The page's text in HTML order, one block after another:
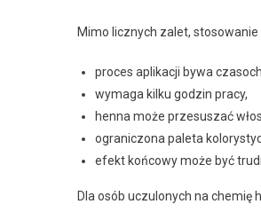
Mimo licznych zalet,
proces aplikacji bywa
wymaga kilku godzin pracy,
henna może przesuszać
ograniczona paleta
efekt końcowy może być
Dla osób uczulonych na